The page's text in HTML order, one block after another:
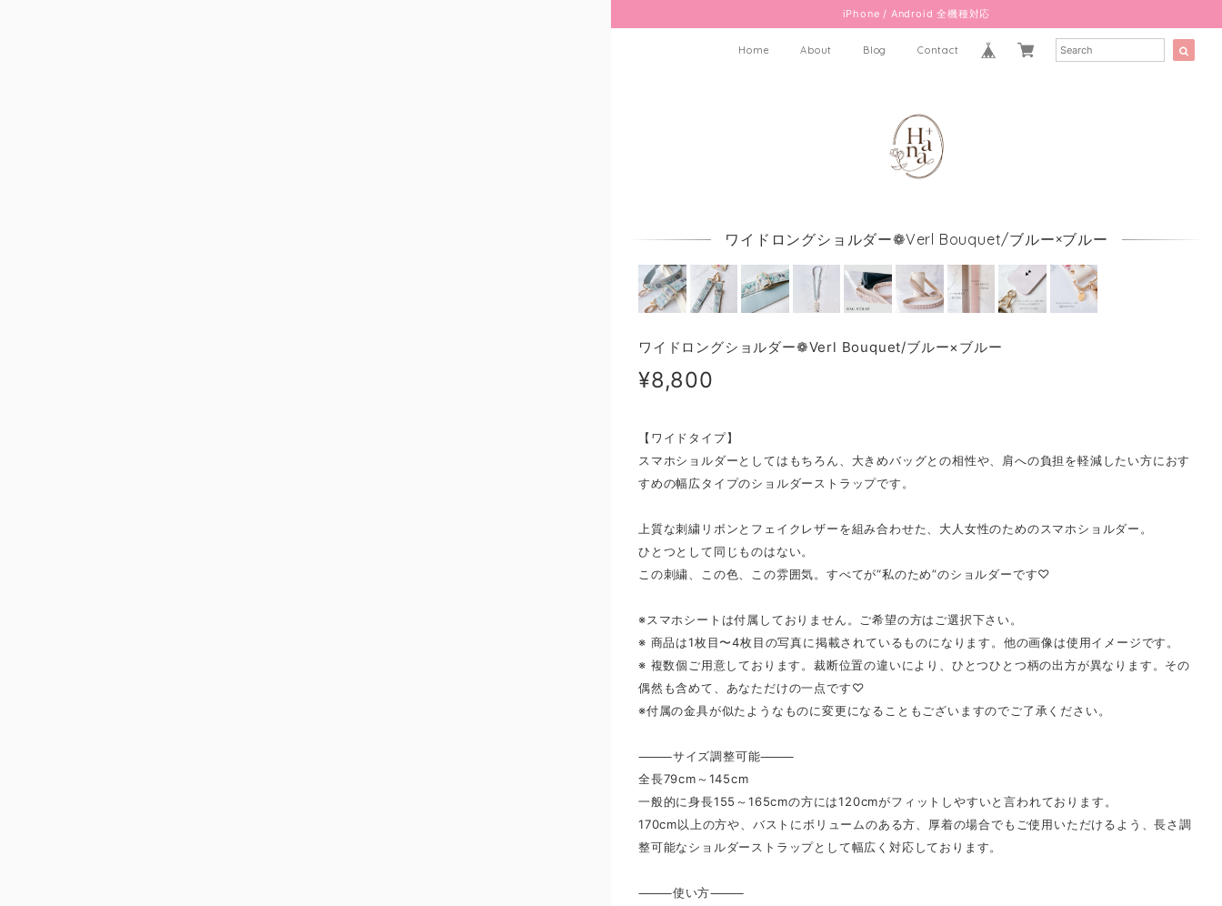
iPhone / Android 全機種対応
Home About Blog Contact
ワイドロングショルダー❁Verl Bouquet/ブルー×ブルー
ワイドロングショルダー❁Verl Bouquet/ブルー×ブルー
¥8,800
【ワイドタイプ】
スマホショルダーとしてはもちろん、大きめバッグとの相性や、肩への負担を軽減したい方におす
すめの幅広タイプのショルダーストラップです。
上質な刺繍リボンとフェイクレザーを組み合わせた、大人女性のためのスマホショルダー。
ひとつとして同じものはない。
この刺繍、この色、この雰囲気。すべてが“私のため”のショルダーです♡
※スマホシートは付属しておりません。ご希望の方はご選択下さい。
※ 商品は1枚目〜4枚目の写真に掲載されているものになります。他の画像は使用イメージです。
※ 複数個ご用意しております。裁断位置の違いにより、ひとつひとつ柄の出方が異なります。その
偶然も含めて、あなただけの一点です♡
※付属の金具が似たようなものに変更になることもございますのでご了承ください。
⸻サイズ調整可能⸻
全長79cm～145cm
一般的に身長155～165cmの方には120cmがフィットしやすいと言われております。
170cm以上の方や、バストにボリュームのある方、厚着の場合でもご使用いただけるよう、長さ調
整可能なショルダーストラップとして幅広く対応しております。
⸻使い方⸻